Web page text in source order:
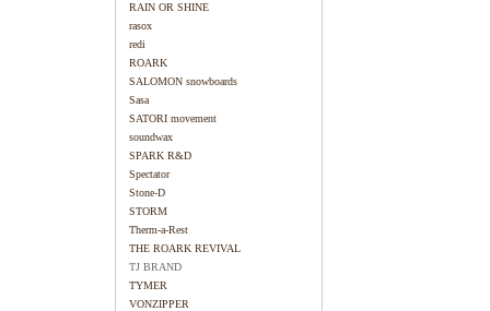
RAIN OR SHINE
rasox
redi
ROARK
SALOMON snowboards
Sasa
SATORI movement
soundwax
SPARK R&D
Spectator
Stone-D
STORM
Therm-a-Rest
THE ROARK REVIVAL
TJ BRAND
TYMER
VONZIPPER